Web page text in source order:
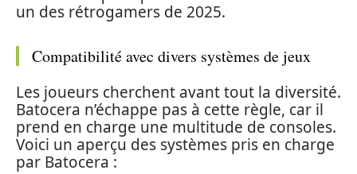
un des rétrogamers de 2025.
Compatibilité avec divers systèmes de jeux
Les joueurs cherchent avant tout la diversité.
Batocera n’échappe pas à cette règle, car il
prend en charge une multitude de consoles.
Voici un aperçu des systèmes pris en charge
par Batocera :